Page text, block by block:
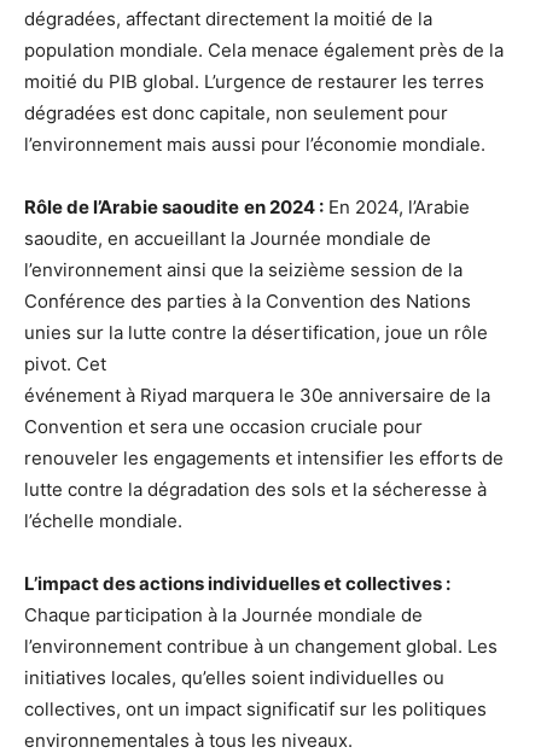
dégradées, affectant directement la moitié de la
population mondiale. Cela menace également près de la
moitié du PIB global. L’urgence de restaurer les terres
dégradées est donc capitale, non seulement pour
l’environnement mais aussi pour l’économie mondiale.
Rôle de l’Arabie saoudite en 2024 : En 2024, l’Arabie
saoudite, en accueillant la Journée mondiale de
l’environnement ainsi que la seizième session de la
Conférence des parties à la Convention des Nations
unies sur la lutte contre la désertification, joue un rôle
pivot. Cet
événement à Riyad marquera le 30e anniversaire de la
Convention et sera une occasion cruciale pour
renouveler les engagements et intensifier les efforts de
lutte contre la dégradation des sols et la sécheresse à
l’échelle mondiale.
L’impact des actions individuelles et collectives :
Chaque participation à la Journée mondiale de
l’environnement contribue à un changement global. Les
initiatives locales, qu’elles soient individuelles ou
collectives, ont un impact significatif sur les politiques
environnementales à tous les niveaux.